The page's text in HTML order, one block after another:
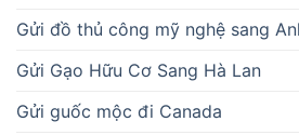
Gửi đồ thủ công mỹ nghệ sang
Gửi Gạo Hữu Cơ Sang Hà Lan
Gửi guốc mộc đi Canada